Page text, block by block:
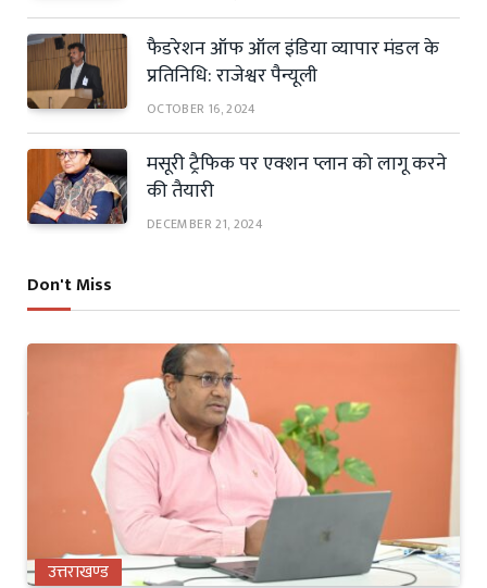
फैडरेशन ऑफ ऑल इंडिया व्यापार मंडल के
प्रतिनिधि: राजेश्वर पैन्यूली
OCTOBER 16, 2024
मसूरी ट्रैफिक पर एक्शन प्लान को लागू करने
की तैयारी
DECEMBER 21, 2024
Don't Miss
उत्तराखण्ड